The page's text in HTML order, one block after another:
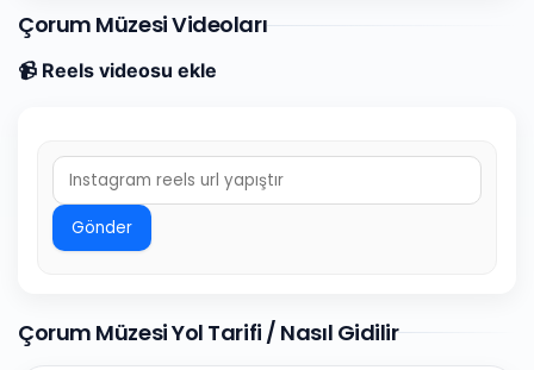
Çorum Müzesi Videoları
📹 Reels videosu ekle
Gönder
Çorum Müzesi Yol Tarifi / Nasıl Gidilir